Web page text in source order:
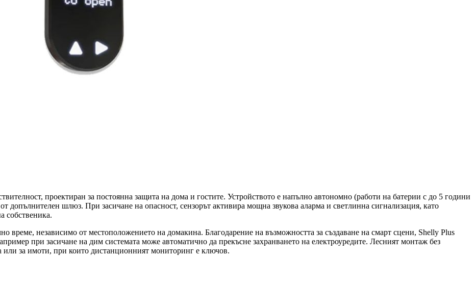
проектиран за постоянна защита на дома и гостите. Устройството е напълно автономно (работи на батерии с до 5 години
допълнителен шлюз. При засичане на опасност, сензорът активира мощна звукова аларма и светлинна сигнализация, като
собственика.
време, независимо от местоположението на домакина. Благодарение на възможността за създаване на смарт сцени, Shelly Plus
при засичане на дим системата може автоматично да прекъсне захранването на електроуредите. Лесният монтаж без
за имоти, при които дистанционният мониторинг е ключов.